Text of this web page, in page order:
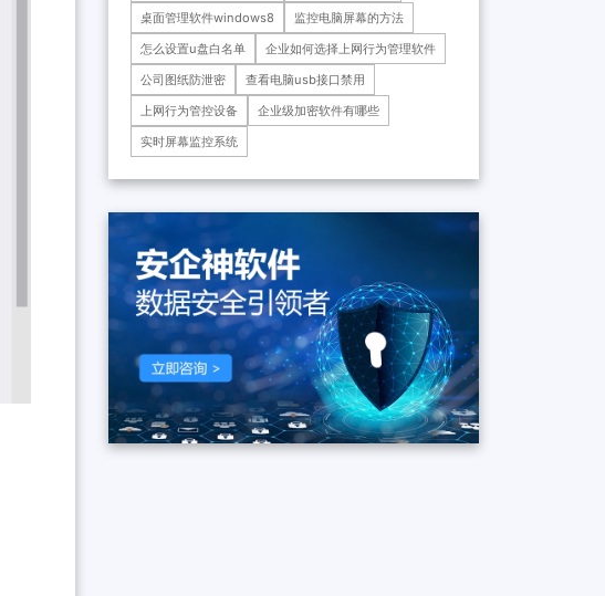
桌面管理软件windows8
监控电脑屏幕的方法
怎么设置u盘白名单
企业如何选择上网行为管理软件
公司图纸防泄密
查看电脑usb接口禁用
上网行为管控设备
企业级加密软件有哪些
实时屏幕监控系统